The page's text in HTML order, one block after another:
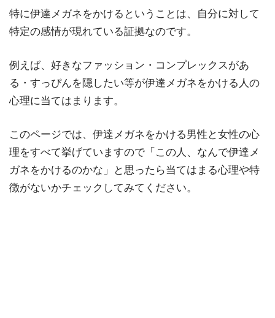
特に伊達メガネをかけるということは、自分に対して
特定の感情が現れている証拠なのです。
例えば、好きなファッション・コンプレックスがあ
る・すっぴんを隠したい等が伊達メガネをかける人の
心理に当てはまります。
このページでは、伊達メガネをかける男性と女性の心
理をすべて挙げていますので「この人、なんで伊達メ
ガネをかけるのかな」と思ったら当てはまる心理や特
徴がないかチェックしてみてください。